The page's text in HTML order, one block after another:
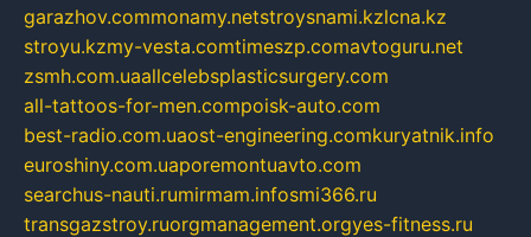
garazhov.commonamy.netstroysnami.kzlcna.kz
stroyu.kzmy-vesta.comtimeszp.comavtoguru.net
zsmh.com.uaallcelebsplasticsurgery.com
all-tattoos-for-men.compoisk-auto.com
best-radio.com.uaost-engineering.comkuryatnik.info
euroshiny.com.uaporemontuavto.com
searchus-nauti.rumirmam.infosmi366.ru
transgazstroy.ruorgmanagement.orgyes-fitness.ru